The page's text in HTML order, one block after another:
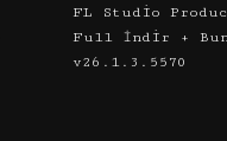
FL Studio
Full İndir +
v26.1.3.5570